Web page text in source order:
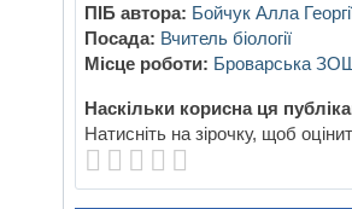
ПІБ автора: Бойчук Алла
Посада: Вчитель біології
Місце роботи: Броварська
Наскільки корисна ця
Натисніть на зірочку, щоб